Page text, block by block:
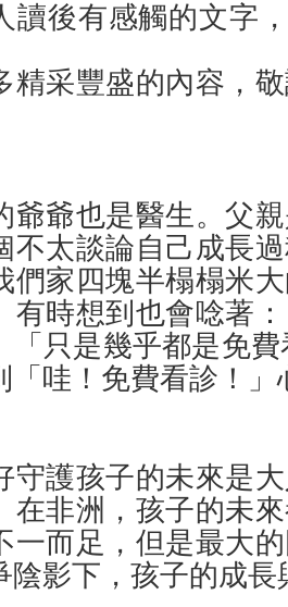
讀後有感觸的文字
精采豐盛的內容，
爺也是醫生。父
不太談論自己成長
們家四塊半榻榻米
有時想到也會唸著
「只是幾乎都是免
「哇！免費看診！
守護孩子的未來是
在非洲，孩子的未
一而足，但是最大
陰影下，孩子的成